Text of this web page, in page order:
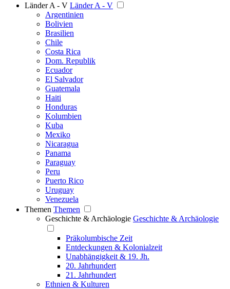
Länder A - V Länder A - V
Argentinien
Bolivien
Brasilien
Chile
Costa Rica
Dom. Republik
Ecuador
El Salvador
Guatemala
Haiti
Honduras
Kolumbien
Kuba
Mexiko
Nicaragua
Panama
Paraguay
Peru
Puerto Rico
Uruguay
Venezuela
Themen Themen
Geschichte & Archäologie Geschichte & Archäologie
Präkolumbische Zeit
Entdeckungen & Kolonialzeit
Unabhängigkeit & 19. Jh.
20. Jahrhundert
21. Jahrhundert
Ethnien & Kulturen